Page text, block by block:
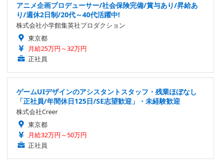
アニメ企画プロデューサー/社会保険完備/賞与あり/昇給あ
り/週休2日制/20代～40代活躍中!
株式会社小学館集英社プロダクション
東京都
月給25万円～32万円
正社員
ゲームUIデザインのアシスタントスタッフ・残業ほぼなし
「正社員/年間休日125日/SE志望歓迎」・未経験歓迎
株式会社Creer
東京都
月給32万円～50万円
正社員